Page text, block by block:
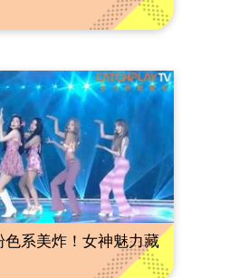
色系美炸！女神魅力藏